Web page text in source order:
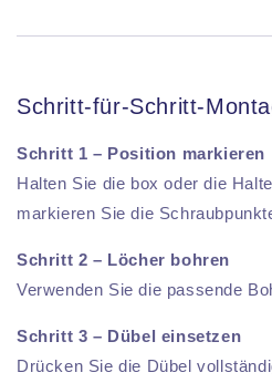
Schritt-für-Schritt-
Schritt 1 – Position markieren
Halten Sie die box oder die
markieren Sie die
Schritt 2 – Löcher bohren
Verwenden Sie die passende
Schritt 3 – Dübel einsetzen
Drücken Sie die Dübel